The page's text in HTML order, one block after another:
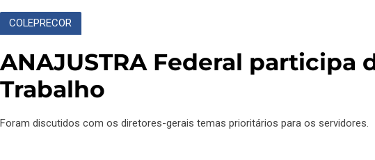
COLEPRECOR
ANAJUSTRA Federal
Trabalho
Foram discutidos com os diretores-gerais temas prioritários para os servidores.